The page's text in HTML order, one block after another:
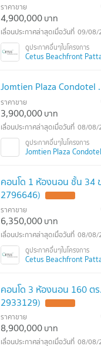
ราคาขาย
4,900,000บาท
09/08/
Cetus Beachfront
Jomtien Plaza Condotel
ราคาขาย
3,900,000บาท
08/08/
Jomtien Plaza
คอนโด 1 ห้องนอน ชั้น 34
2796646)
ราคาขาย
6,350,000บาท
08/08/
Cetus Beachfront
คอนโด 3 ห้องนอน 160 ต
2933129)
ราคาขาย
8,900,000บาท
08/08/